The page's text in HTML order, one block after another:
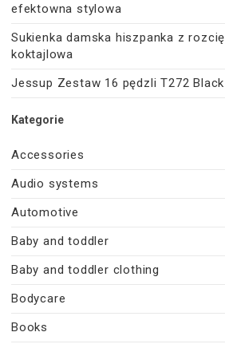
efektowna stylowa
Sukienka damska hiszpanka z
koktajlowa
Jessup Zestaw 16 pędzli T272
Kategorie
Accessories
Audio systems
Automotive
Baby and toddler
Baby and toddler clothing
Bodycare
Books